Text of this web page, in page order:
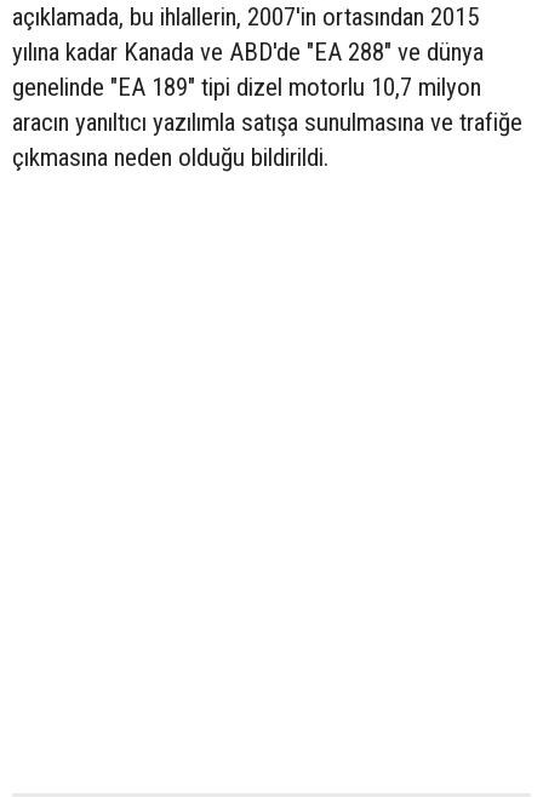
açıklamada, bu ihlallerin, 2007'in ortasından 2015
yılına kadar Kanada ve ABD'de "EA 288" ve dünya
genelinde "EA 189" tipi dizel motorlu 10,7 milyon
aracın yanıltıcı yazılımla satışa sunulmasına ve trafiğe
çıkmasına neden olduğu bildirildi.